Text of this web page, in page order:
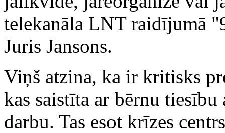
telekanāla LNT raidījumā
Juris Jansons.
Viņš atzina, ka ir kritisks
kas saistīta ar bērnu
darbu. Tas esot krīzes